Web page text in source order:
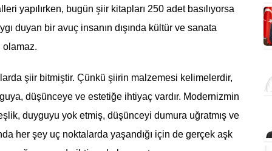
bugün şiir kitapları 250 adet basılıyorsa
duyan bir avuç insanın dışında kültür ve sanata
olamaz.
şiir bitmiştir. Çünkü şiirin malzemesi kelimelerdir,
düşünceye ve estetiğe ihtiyaç vardır. Modernizmin
duyguyu yok etmiş, düşünceyi dumura uğratmış ve
her şey uç noktalarda yaşandığı için de gerçek aşk